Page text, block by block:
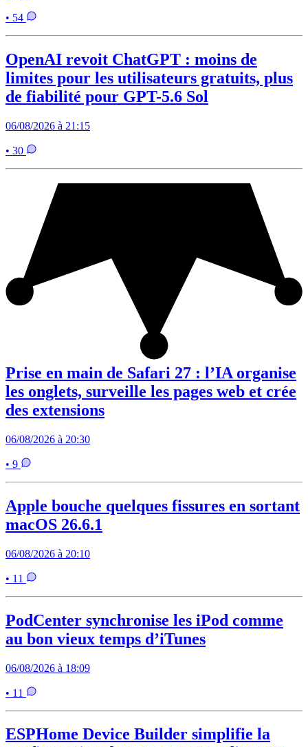
• 54
OpenAI revoit ChatGPT : moins de
limites pour les utilisateurs gratuits, plus
de fiabilité pour GPT-5.6 Sol
06/08/2026 à 21:15
• 30
Prise en main de Safari 27 : l’IA organise
les onglets, surveille les pages web et crée
des extensions
06/08/2026 à 20:30
• 9
Apple bouche quelques fissures en sortant
macOS 26.6.1
06/08/2026 à 20:10
• 11
PodCenter synchronise les iPod comme
au bon vieux temps d’iTunes
06/08/2026 à 18:09
• 11
ESPHome Device Builder simplifie la